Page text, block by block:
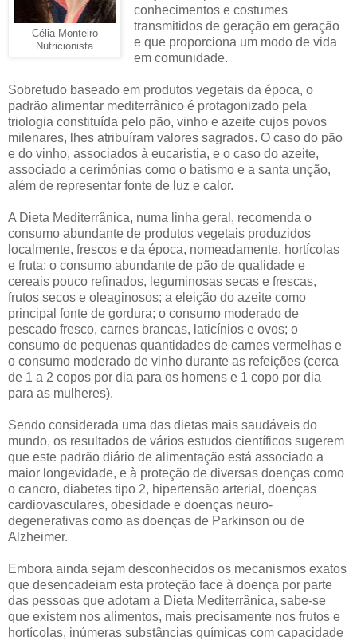
Célia Monteiro
Nutricionista
conhecimentos e costumes
transmitidos de geração em geração
e que proporciona um modo de vida
em comunidade.
Sobretudo baseado em produtos vegetais da época, o
padrão alimentar mediterrânico é protagonizado pela
triologia constituída pelo pão, vinho e azeite cujos povos
milenares, lhes atribuíram valores sagrados. O caso do pão
e do vinho, associados à eucaristia, e o caso do azeite,
associado a cerimónias como o batismo e a santa unção,
além de representar fonte de luz e calor.
A Dieta Mediterrânica, numa linha geral, recomenda o
consumo abundante de produtos vegetais produzidos
localmente, frescos e da época, nomeadamente, hortícolas
e fruta; o consumo abundante de pão de qualidade e
cereais pouco refinados, leguminosas secas e frescas,
frutos secos e oleaginosos; a eleição do azeite como
principal fonte de gordura; o consumo moderado de
pescado fresco, carnes brancas, laticínios e ovos; o
consumo de pequenas quantidades de carnes vermelhas e
o consumo moderado de vinho durante as refeições (cerca
de 1 a 2 copos por dia para os homens e 1 copo por dia
para as mulheres).
Sendo considerada uma das dietas mais saudáveis do
mundo, os resultados de vários estudos científicos sugerem
que este padrão diário de alimentação está associado a
maior longevidade, e à proteção de diversas doenças como
o cancro, diabetes tipo 2, hipertensão arterial, doenças
cardiovasculares, obesidade e doenças neuro-
degenerativas como as doenças de Parkinson ou de
Alzheimer.
Embora ainda sejam desconhecidos os mecanismos exatos
que desencadeiam esta proteção face à doença por parte
das pessoas que adotam a Dieta Mediterrânica, sabe-se
que existem nos alimentos, mais precisamente nos frutos e
hortícolas, inúmeras substâncias químicas com capacidade